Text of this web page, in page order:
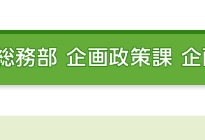
務部 企画政策課